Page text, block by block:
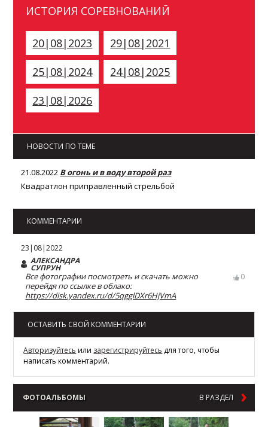
ИСТОРИЯ СОРЕВНОВАНИЙ
20|08|2023
29|08|2021
25|08|2024
24|08|2025
23|08|2026
НОВОСТИ ПО ТЕМЕ
21.08.2022 В огонь и в воду второй раз
Квадратлон приправленный стрельбой
КОММЕНТАРИИ
23|08|2022
АЛЕКСАНДРА
СУПРУН
Все фотографии посмотреть и скачать можно
перейдя по ссылке в облако:
https://disk.yandex.ru/d/5qgglDXr6HjVmA
0
ОСТАВИТЬ СВОЙ КОММЕНТАРИИ
Авторизуйтесь или зарегистрируйтесь для того, чтобы
написать комментарий.
ФОТОАЛЬБОМЫ В РАЗДЕЛ